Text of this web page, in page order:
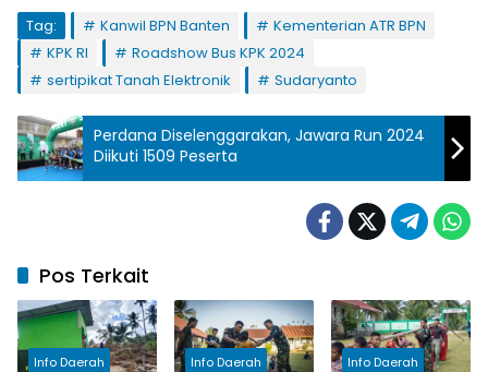
Tag: Kanwil BPN Banten
Kementerian ATR BPN
KPK RI
Roadshow Bus KPK 2024
sertipikat Tanah Elektronik
Sudaryanto
Perdana Diselenggarakan, Jawara Run 2024
Diikuti 1509 Peserta
Pos Terkait
Info Daerah Info Daerah Info Daerah